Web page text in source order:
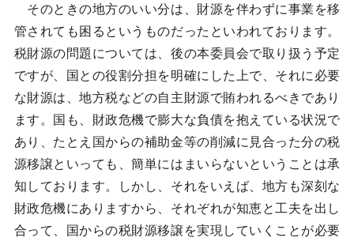
そのときの地方のいい分は、財源を伴わずに事業を移
管されても困るというものだったといわれております。
税財源の問題については、後の本委員会で取り扱う予定
ですが、国との役割分担を明確にした上で、それに必要
な財源は、地方税などの自主財源で賄われるべきであり
ます。国も、財政危機で膨大な負債を抱えている状況で
あり、たとえ国からの補助金等の削減に見合った分の税
源移譲といっても、簡単にはまいらないということは承
知しております。しかし、それをいえば、地方も深刻な
財政危機にありますから、それぞれが知恵と工夫を出し
合って、国からの税財源移譲を実現していくことが必要